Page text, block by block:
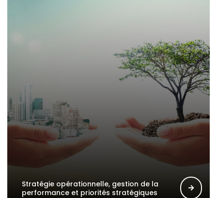
Stratégie opérationnelle, gestion de la
performance et priorités stratégiques